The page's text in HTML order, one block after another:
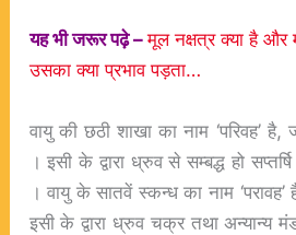
यह भी जरूर पढ़े –मूल नक्षत्र क्या है
उसका क्या प्रभाव पड़ता…
वायु की छठी शाखा का नाम ‘परिवह’ है,
। इसी के द्वारा ध्रुव से सम्बद्ध हो
। वायु के सातवें स्कन्ध का नाम
इसी के द्वारा ध्रुव चक्र तथा अन्यान्य